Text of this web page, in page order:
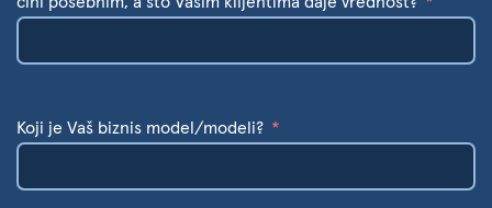
Koji je Vaš biznis model/modeli?